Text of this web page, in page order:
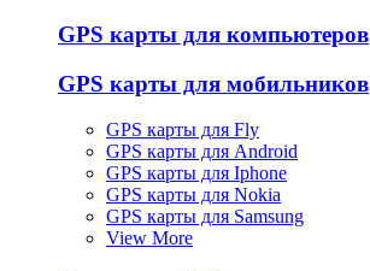
GPS карты для компьютеров
GPS карты для мобильников
GPS карты для Fly
GPS карты для Android
GPS карты для Iphone
GPS карты для Nokia
GPS карты для Samsung
View More